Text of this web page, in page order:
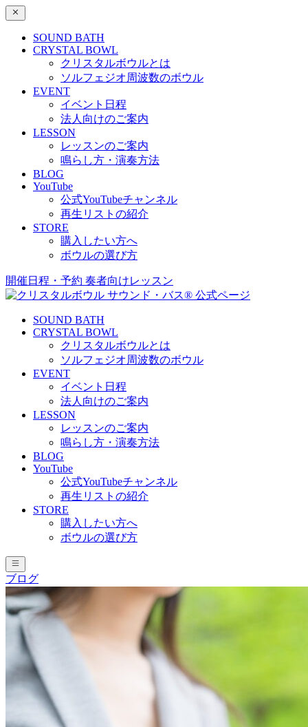
SOUND BATH
CRYSTAL BOWL
クリスタルボウルとは
ソルフェジオ周波数のボウル
EVENT
イベント日程
法人向けのご案内
LESSON
レッスンのご案内
鳴らし方・演奏方法
BLOG
YouTube
公式YouTubeチャンネル
再生リストの紹介
STORE
購入したい方へ
ボウルの選び方
開催日程・予約 奏者向けレッスン
SOUND BATH
CRYSTAL BOWL
クリスタルボウルとは
ソルフェジオ周波数のボウル
EVENT
イベント日程
法人向けのご案内
LESSON
レッスンのご案内
鳴らし方・演奏方法
BLOG
YouTube
公式YouTubeチャンネル
再生リストの紹介
STORE
購入したい方へ
ボウルの選び方
ブログ